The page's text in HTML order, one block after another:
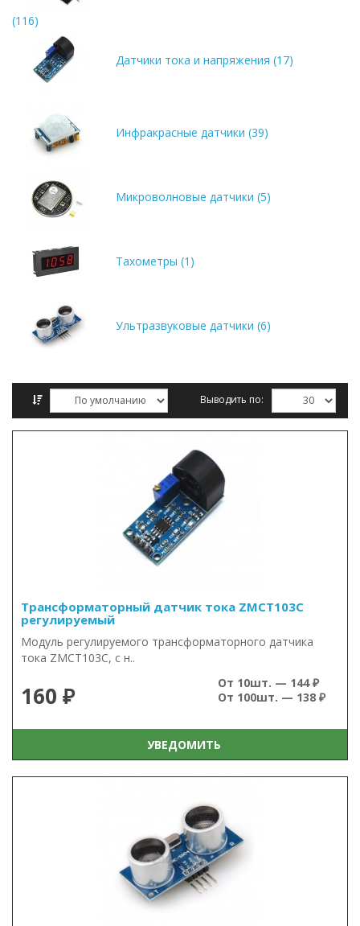
(116)
Датчики тока и напряжения (17)
Инфракрасные датчики (39)
Микроволновые датчики (5)
Тахометры (1)
Ультразвуковые датчики (6)
Выводить по:
Трансформаторный датчик тока ZMCT103C
регулируемый
Модуль регулируемого трансформаторного датчика
тока ZMCT103C, с н..
160 ₽
От 10шт. — 144 ₽
От 100шт. — 138 ₽
УВЕДОМИТЬ